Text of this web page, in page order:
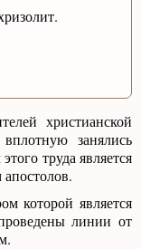
христианской
занялись
труда является
которой является
линии от